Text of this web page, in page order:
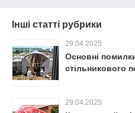
Інші статті рубрики
29.04.2025
Основні
стільникового
29.04.2025